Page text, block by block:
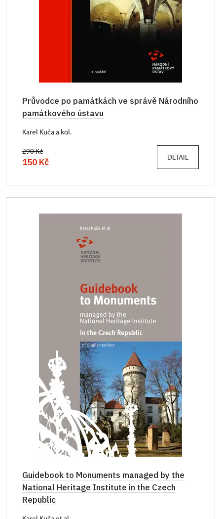
Průvodce po památkách ve správě Národního
památkového ústavu
Karel Kuča a kol.
290 Kč
150 Kč DETAIL
Guidebook to Monuments managed by the
National Heritage Institute in the Czech
Republic